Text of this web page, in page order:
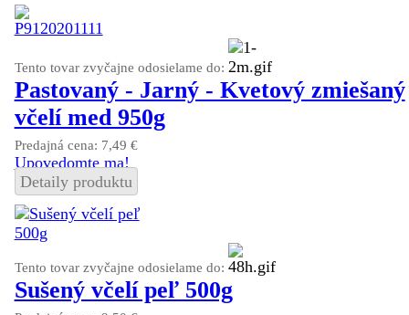
Tento tovar zvyčajne odosielame do:
Pastovaný - Jarný - Kvetový zmiešaný
včelí med 950g
Predajná cena: 7,49 €
Upovedomte ma!
Detaily produktu
Tento tovar zvyčajne odosielame do:
Sušený včelí peľ 500g